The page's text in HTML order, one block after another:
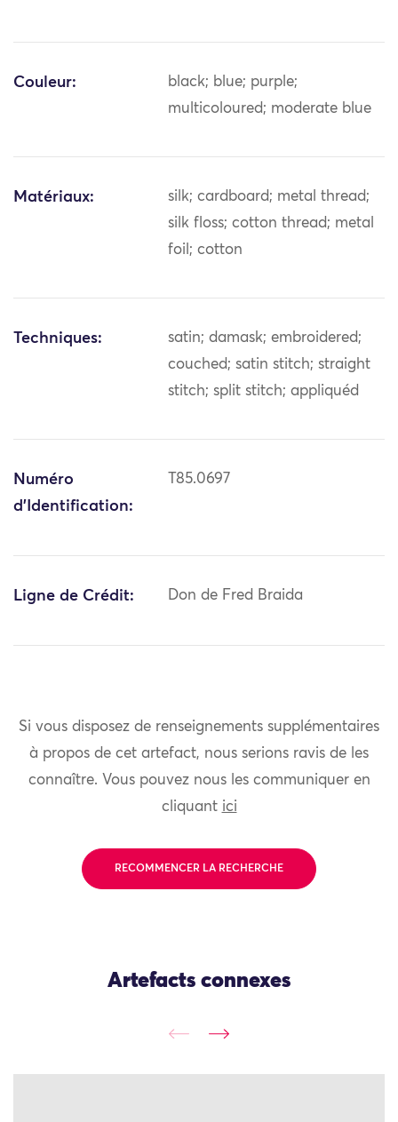
Couleur:
black; blue; purple;
multicoloured; moderate blue
Matériaux:
silk; cardboard; metal thread;
silk floss; cotton thread; metal
foil; cotton
Techniques:
satin; damask; embroidered;
couched; satin stitch; straight
stitch; split stitch; appliquéd
Numéro
d'Identification:
T85.0697
Ligne de Crédit: Don de Fred Braida
Si vous disposez de renseignements supplémentaires
à propos de cet artefact, nous serions ravis de les
connaître. Vous pouvez nous les communiquer en
cliquant ici
RECOMMENCER LA RECHERCHE
Artefacts connexes